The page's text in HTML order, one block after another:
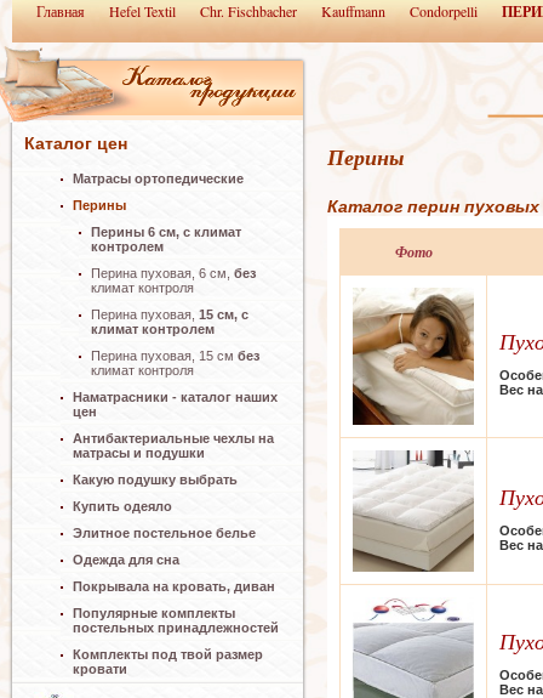
Главная Hefel Textil Chr. Fischbacher Kauffmann Condorpelli
Каталог цен
Матрасы ортопедические
Перины
Перины 6 см, с климат
контролем
Перина пуховая, 6 см, без
климат контроля
Перина пуховая, 15 см, с
климат контролем
Перина пуховая, 15 см без
климат контроля
Наматрасники - каталог наших
цен
Антибактериальные чехлы на
матрасы и подушки
Какую подушку выбрать
Купить одеяло
Элитное постельное белье
Одежда для сна
Покрывала на кровать, диван
Популярные комплекты
постельных принадлежностей
Комплекты под твой размер
кровати
Перины
Каталог перин
Фото
Вес
Вес
Вес